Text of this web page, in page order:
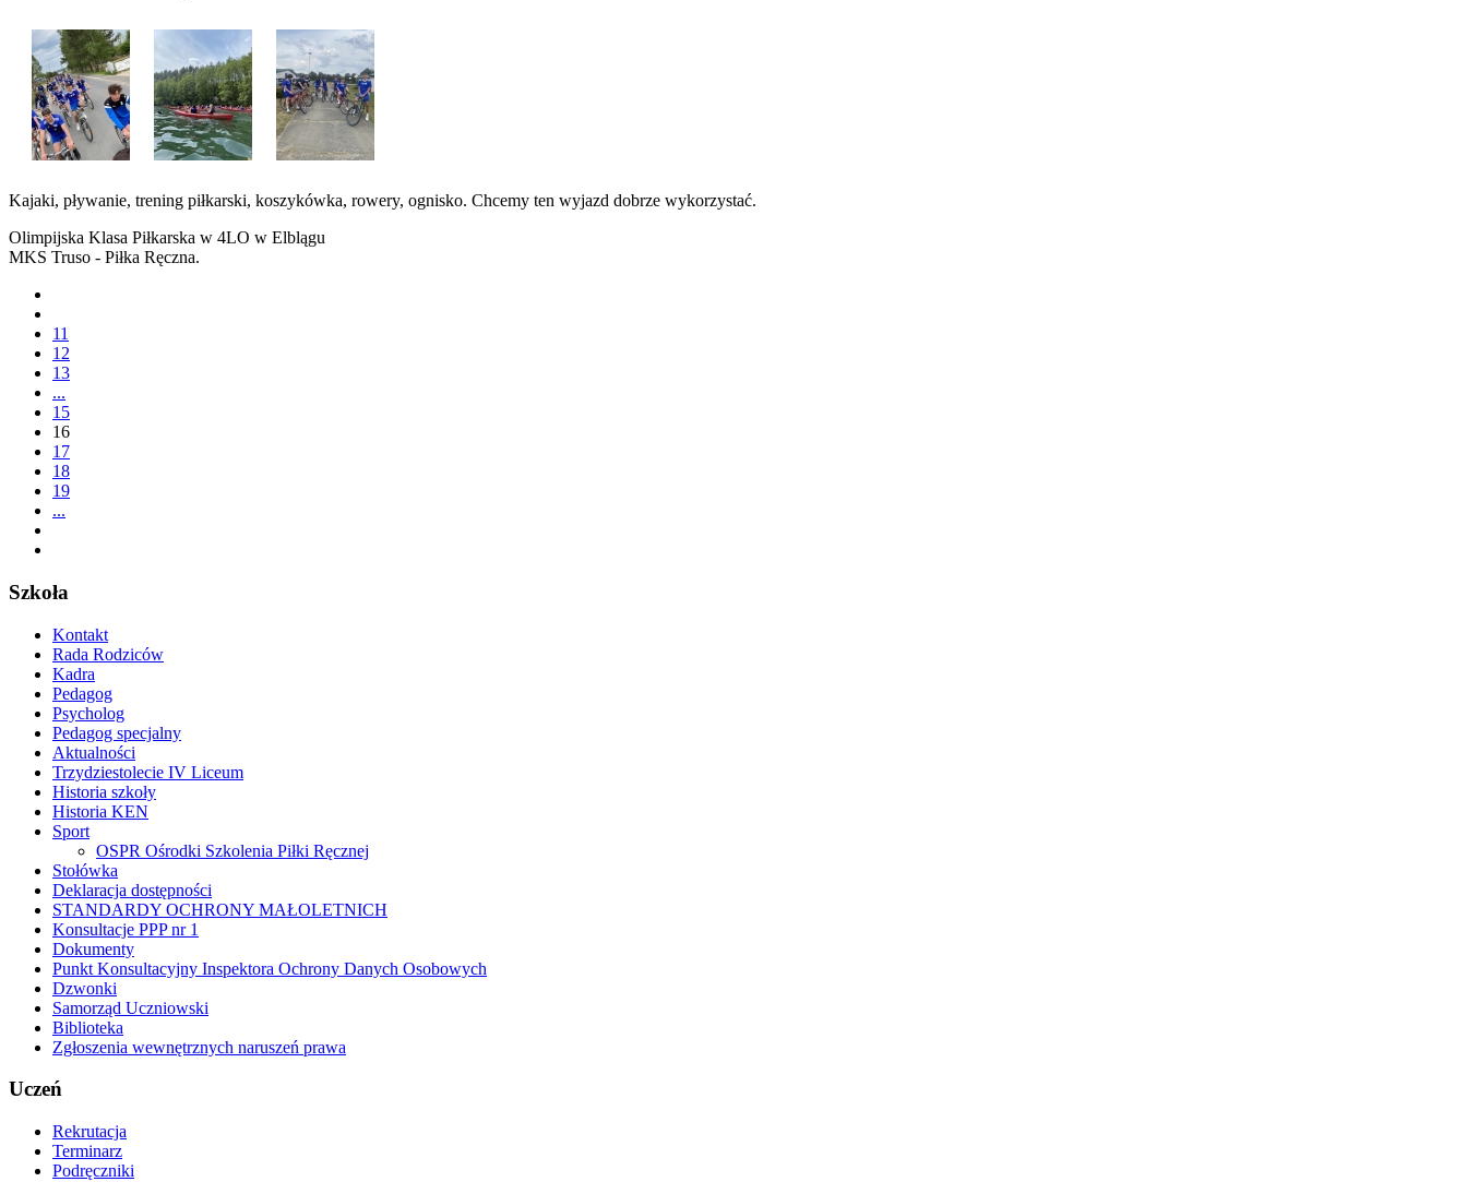
Kajaki, pływanie, trening piłkarski, koszykówka, rowery, ognisko. Chcemy ten wyjazd dobrze wykorzystać.
Olimpijska Klasa Piłkarska w 4LO w Elblągu
MKS Truso - Piłka Ręczna.
11
12
13
...
15
16
17
18
19
...
Szkoła
Kontakt
Rada Rodziców
Kadra
Pedagog
Psycholog
Pedagog specjalny
Aktualności
Trzydziestolecie IV Liceum
Historia szkoły
Historia KEN
Sport
OSPR Ośrodki Szkolenia Piłki Ręcznej
Stołówka
Deklaracja dostępności
STANDARDY OCHRONY MAŁOLETNICH
Konsultacje PPP nr 1
Dokumenty
Punkt Konsultacyjny Inspektora Ochrony Danych Osobowych
Dzwonki
Samorząd Uczniowski
Biblioteka
Zgłoszenia wewnętrznych naruszeń prawa
Uczeń
Rekrutacja
Terminarz
Podręczniki